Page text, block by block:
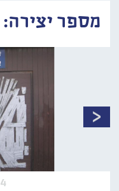
מספר יצירה: #1259
4